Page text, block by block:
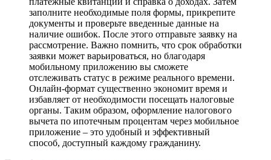
заполните необходимые поля формы, прикрепите
документы и проверьте введенные данные на
наличие ошибок. После этого отправьте заявку на
рассмотрение. Важно помнить, что срок обработки
заявки может варьироваться, но благодаря
мобильному приложению вы сможете
отслеживать статус в режиме реального времени.
Онлайн-формат существенно экономит время и
избавляет от необходимости посещать налоговые
органы. Таким образом, оформление налогового
вычета по ипотечным процентам через мобильное
приложение – это удобный и эффективный
способ, доступный каждому гражданину.